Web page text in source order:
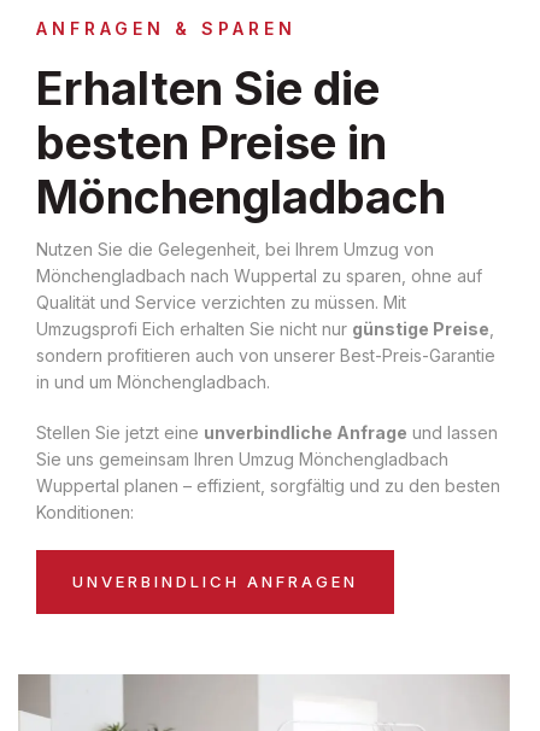
ANFRAGEN & SPAREN
Erhalten Sie die
besten Preise in
Mönchengladbach
Nutzen Sie die Gelegenheit, bei Ihrem Umzug von
Mönchengladbach nach Wuppertal zu sparen, ohne auf
Qualität und Service verzichten zu müssen. Mit
Umzugsprofi Eich erhalten Sie nicht nur günstige Preise
sondern profitieren auch von unserer Best-Preis-Garantie
in und um Mönchengladbach.
Stellen Sie jetzt eine unverbindliche Anfrage und lassen
Sie uns gemeinsam Ihren Umzug Mönchengladbach
Wuppertal planen – effizient, sorgfältig und zu den besten
Konditionen:
UNVERBINDLICH ANFRAGEN